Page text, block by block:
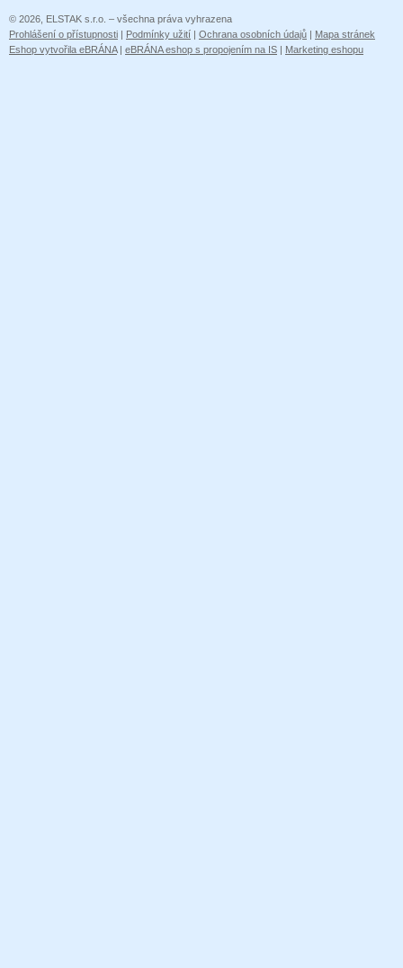
© 2026, ELSTAK s.r.o. – všechna práva vyhrazena
Prohlášení o přístupnosti | Podmínky užití | Ochrana osobních údajů | Mapa stránek
Eshop vytvořila eBRÁNA| eBRÁNA eshop s propojením na IS | Marketing eshopu